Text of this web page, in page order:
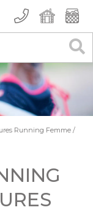
Running Femme /